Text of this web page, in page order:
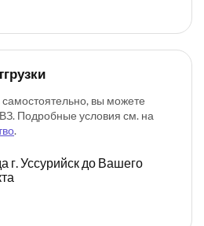
самостоятельно, вы можете
Подробные условия см. на
.
г. Уссурийск до Вашего